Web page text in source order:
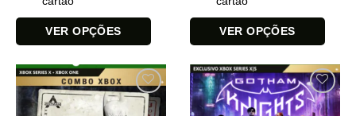
VER OPÇÕES
produto
tem
várias
VER OPÇÕES
produto
tem
várias